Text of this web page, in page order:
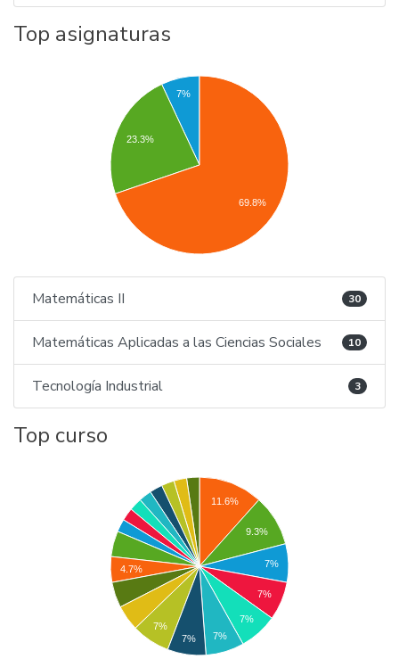
Top asignaturas
7%
23.3%
69.8%
Matemáticas II 30
Matemáticas Aplicadas a las Ciencias Sociales 10
Tecnología Industrial 3
Top curso
11.6%
9.3%
7%
7%
7%
7%
4.7%
7%
7%